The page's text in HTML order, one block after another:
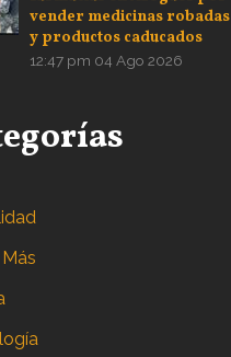
vender medicinas robadas
y productos caducados
12:47 pm 04 Ago 2026